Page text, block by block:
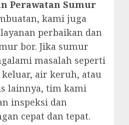
Perawatan Sumur
kami juga
perbaikan dan
bor. Jika sumur
masalah seperti
air keruh, atau
lainnya, tim kami
inspeksi dan
cepat dan tepat.